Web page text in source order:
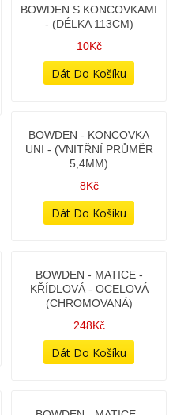
- (VÝROBA ČR)
178Kč